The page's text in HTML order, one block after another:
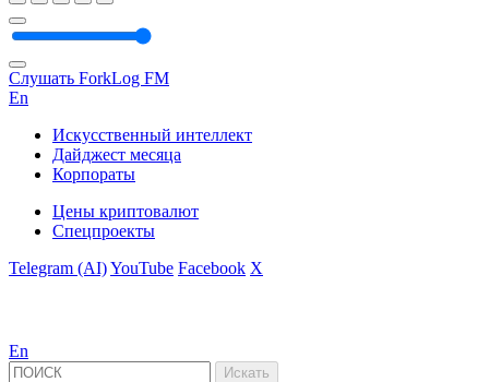
Слушать ForkLog FM
En
Искусственный интеллект
Дайджест месяца
Корпораты
Цены криптовалют
Спецпроекты
Telegram (AI)YouTube Facebook X
En